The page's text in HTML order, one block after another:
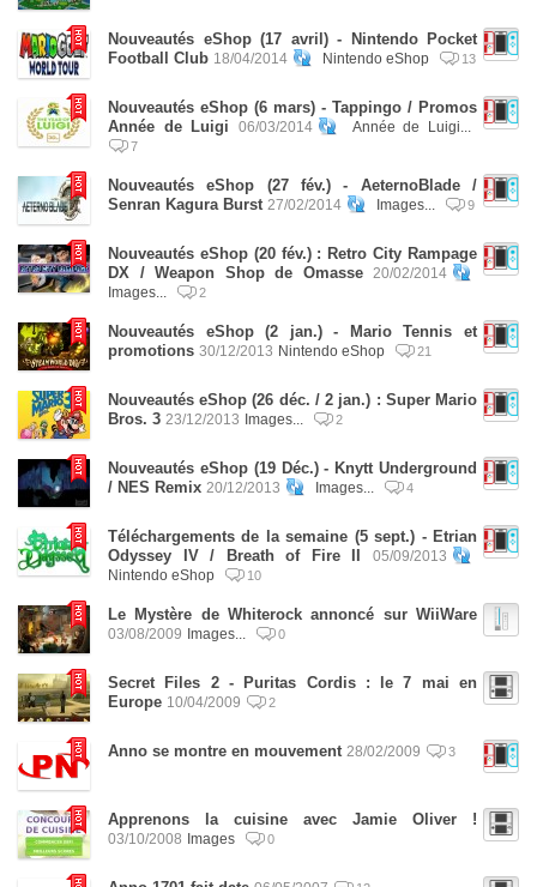
Nouveautés eShop (17 avril) - Nintendo Pocket
Football Club 18/04/2014 Nintendo eShop 13
Nouveautés eShop (6 mars) - Tappingo / Promos
Année de Luigi
06/03/2014 Année de Luigi...
7
Nouveautés eShop (27 fév.) - AeternoBlade /
Senran Kagura Burst 27/02/2014 Images... 9
Nouveautés eShop (20 fév.) : Retro City Rampage
DX / Weapon Shop de Omasse
20/02/2014
Images...
2
Nouveautés eShop (2 jan.) - Mario Tennis et
promotions 30/12/2013 Nintendo eShop 21
Nouveautés eShop (26 déc. / 2 jan.) : Super Mario
Bros. 3 23/12/2013 Images... 2
Nouveautés eShop (19 Déc.) - Knytt Underground
/ NES Remix 20/12/2013 Images... 4
Téléchargements de la semaine (5 sept.) - Etrian
Odyssey IV / Breath of Fire II
05/09/2013
Nintendo eShop
10
Le Mystère de Whiterock annoncé sur WiiWare
03/08/2009 Images... 0
Secret Files 2 - Puritas Cordis : le 7 mai en
Europe 10/04/2009 2
Anno se montre en mouvement 28/02/2009 3
Apprenons la cuisine avec Jamie Oliver !
03/10/2008 Images 0